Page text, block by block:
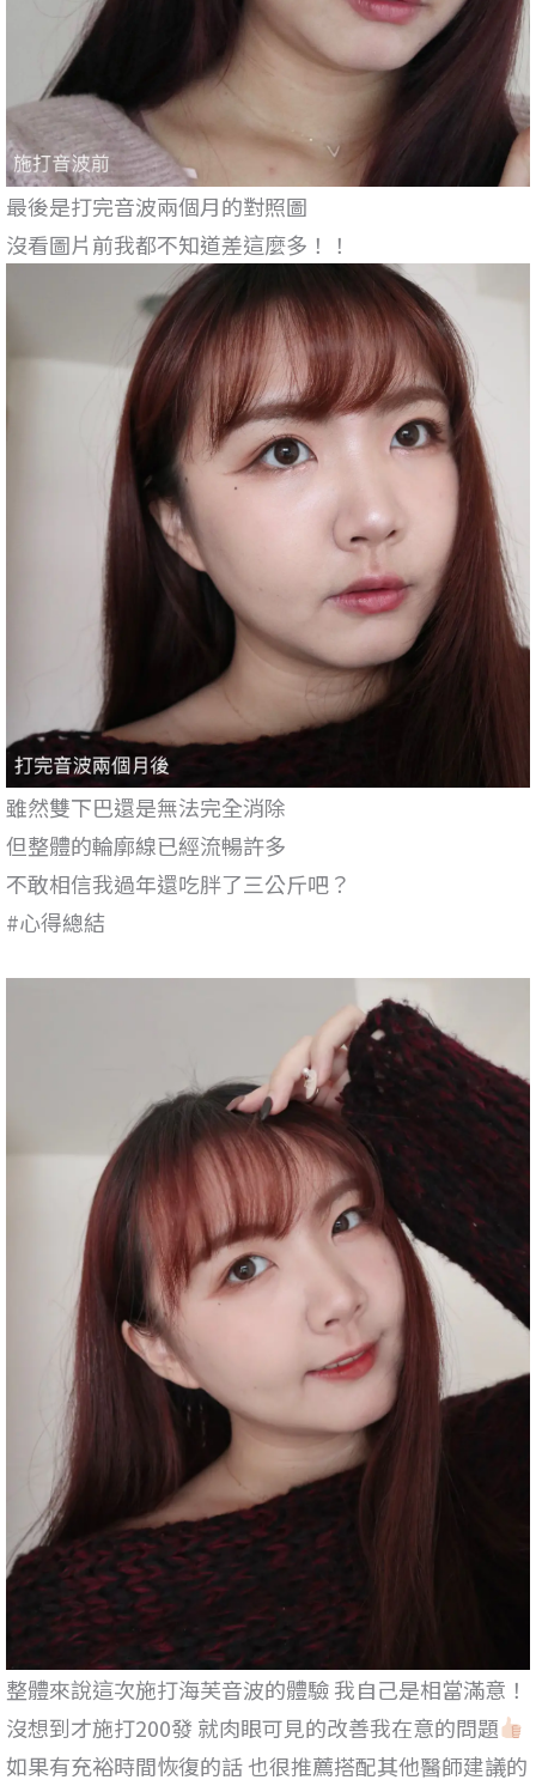
最後是打完音波兩個月的對照圖
沒看圖片前我都不知道差這麼多！！
雖然雙下巴還是無法完全消除
但整體的輪廓線已經流暢許多
不敢相信我過年還吃胖了三公斤吧？
#心得總結
整體來說這次施打海芙音波的體驗 我自己是相當滿意！
沒想到才施打200發 就肉眼可見的改善我在意的問題
如果有充裕時間恢復的話 也很推薦搭配其他醫師建議的